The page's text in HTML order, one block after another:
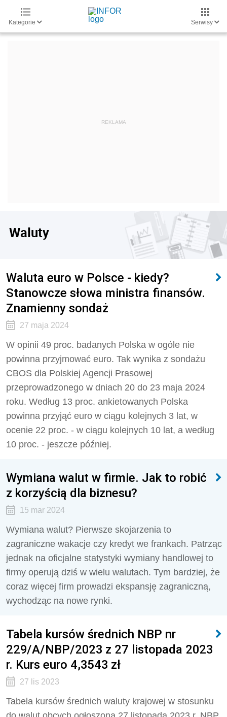
Kategorie Serwisy
Waluty
Waluta euro w Polsce - kiedy?
Stanowcze słowa ministra finansów.
Znamienny sondaż
27 maja 2024
W opinii 49 proc. badanych Polska w ogóle nie
powinna przyjmować euro. Tak wynika z sondażu
CBOS dla Polskiej Agencji Prasowej
przeprowadzonego w dniach 20 do 23 maja 2024
roku. Według 13 proc. ankietowanych Polska
powinna przyjąć euro w ciągu kolejnych 3 lat, w
ocenie 22 proc. - w ciągu kolejnych 10 lat, a według
10 proc. - jeszcze później.
Wymiana walut w firmie. Jak to robić
z korzyścią dla biznesu?
15 mar 2024
Wymiana walut? Pierwsze skojarzenia to
zagraniczne wakacje czy kredyt we frankach. Patrząc
jednak na oficjalne statystyki wymiany handlowej to
firmy operują dziś w wielu walutach. Tym bardziej, że
coraz więcej firm prowadzi ekspansję zagraniczną,
wychodząc na nowe rynki.
Tabela kursów średnich NBP nr
229/A/NBP/2023 z 27 listopada 2023
r. Kurs euro 4,3543 zł
27 lis 2023
Tabela kursów średnich waluty krajowej w stosunku